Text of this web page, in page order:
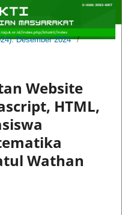
Desember 2024
/
Website
HTML,
Wathan